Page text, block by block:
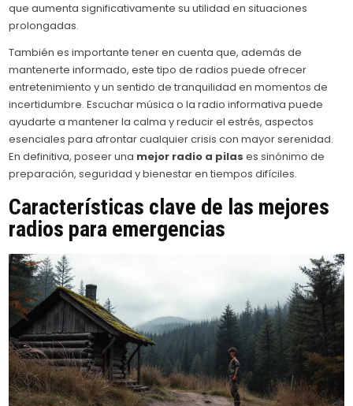
que aumenta significativamente su utilidad en situaciones
prolongadas.
También es importante tener en cuenta que, además de
mantenerte informado, este tipo de radios puede ofrecer
entretenimiento y un sentido de tranquilidad en momentos de
incertidumbre. Escuchar música o la radio informativa puede
ayudarte a mantener la calma y reducir el estrés, aspectos
esenciales para afrontar cualquier crisis con mayor serenidad.
En definitiva, poseer una mejor radio a pilas es sinónimo de
preparación, seguridad y bienestar en tiempos difíciles.
Características clave de las mejores
radios para emergencias